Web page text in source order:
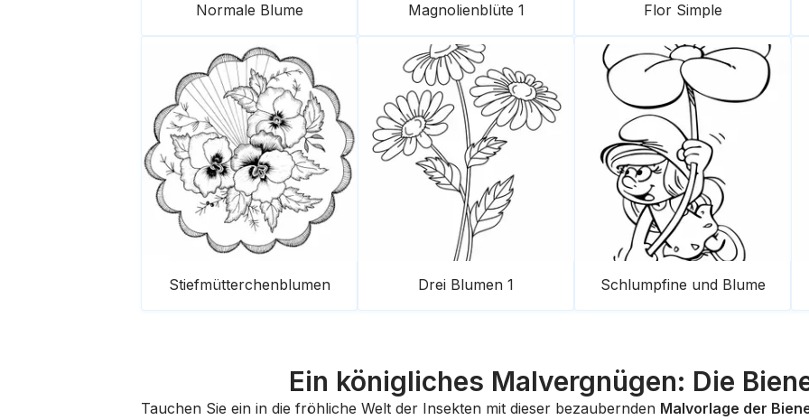
Normale Blume Magnolienblüte 1 Flor Simple
Stiefmütterchenblumen Drei Blumen 1 Schlumpfine und Blume
Ein königliches Malvergnügen: Die
Tauchen Sie ein in die fröhliche Welt der Insekten mit dieser bezaubernden Malvorlage der